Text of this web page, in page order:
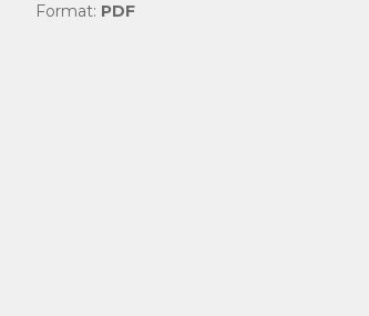
Format: PDF